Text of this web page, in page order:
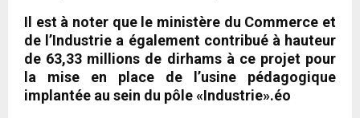
Il est à noter que le ministère du Commerce et
de l’Industrie a également contribué à hauteur
de 63,33 millions de dirhams à ce projet pour
la mise en place de l’usine pédagogique
implantée au sein du pôle «Industrie».éo